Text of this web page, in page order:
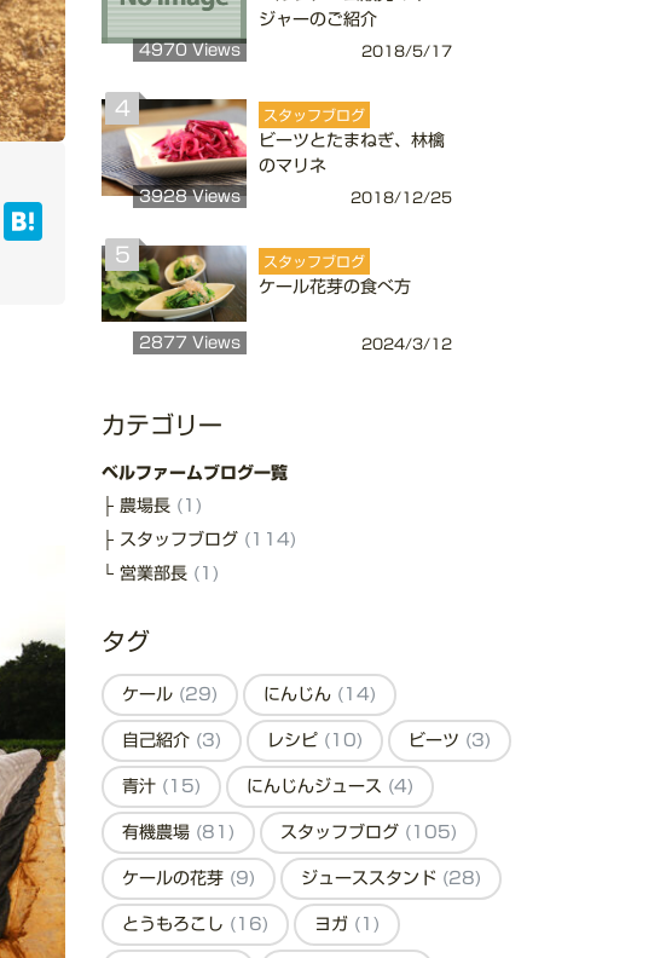
Line
ジャーのご紹介
4970 Views 2018/5/17
4 スタッフブログ
ビーツとたまねぎ、林檎
のマリネ
3928 Views 2018/12/25
5 スタッフブログ
ケール花芽の食べ方
2877 Views 2024/3/12
カテゴリー
ベルファームブログ一覧
農場長 (1)
スタッフブログ (114)
営業部長 (1)
タグ
ケール (29) にんじん (14)
自己紹介 (3) レシピ (10) ビーツ (3)
青汁 (15) にんじんジュース (4)
有機農場 (81) スタッフブログ (105)
ケールの花芽 (9) ジューススタンド (28)
とうもろこし (16) ヨガ (1)